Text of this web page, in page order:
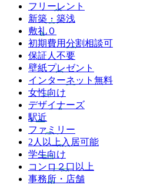
フリーレント
新築・築浅
敷礼０
初期費用分割相談可
保証人不要
壁紙プレゼント
インターネット無料
女性向け
デザイナーズ
駅近
ファミリー
2人以上入居可能
学生向け
コンロ２口以上
事務所・店舗